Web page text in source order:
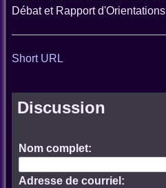
Débat et Rapport
Short URL
Discussion
Nom complet:
Adresse de courriel: